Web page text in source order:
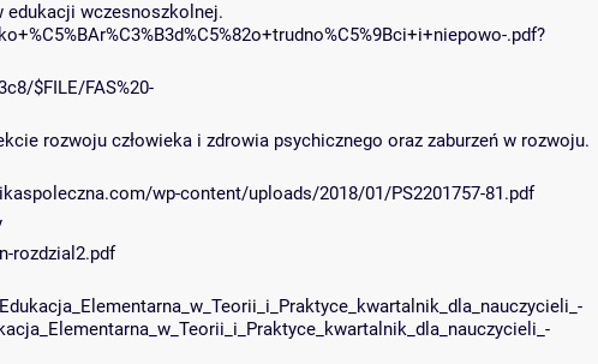
edukacji wczesnoszkolnej.
.pdf?
$FILE/FAS%20-
rozwoju człowieka i zdrowia psychicznego oraz zaburzeń w rozwoju.
wp-content/uploads/2018/01/PS2201757-81.pdf
rozdzial2.pdf